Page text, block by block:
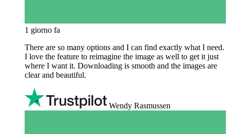
1 giorno fa
There are so many options and I can find exactly what I need.
I love the feature to reimagine the image as well to get it just
where I want it. Downloading is smooth and the images are
clear and beautiful.
Wendy Rasmussen